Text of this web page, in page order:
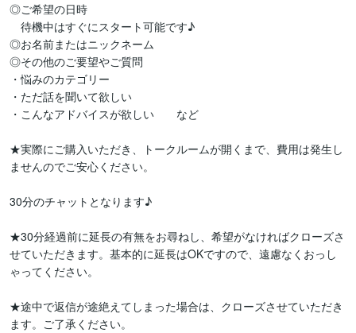
◎ご希望の日時
待機中はすぐにスタート可能です♪
◎お名前またはニックネーム
◎その他のご要望やご質問
・悩みのカテゴリー
・ただ話を聞いて欲しい
・こんなアドバイスが欲しい　　など
★実際にご購入いただき、トークルームが開くまで、費用は発生し
ませんのでご安心ください。
30分のチャットとなります♪
★30分経過前に延長の有無をお尋ねし、希望がなければクローズさ
せていただきます。基本的に延長はOKですので、遠慮なくおっし
ゃってください。
★途中で返信が途絶えてしまった場合は、クローズさせていただき
ます。ご了承ください。